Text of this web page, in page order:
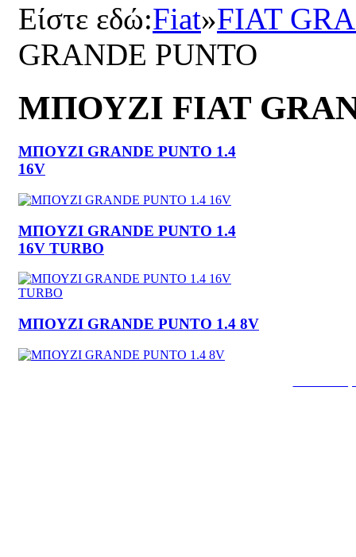
Είστε εδώ:Fiat»FIAT
GRANDE PUNTO
ΜΠΟΥΖΙ FIAT
ΜΠΟΥΖΙ GRANDE PUNTO 1.4
16V
ΜΠΟΥΖΙ GRANDE PUNTO 1.4
16V TURBO
ΜΠΟΥΖΙ GRANDE PUNTO 1.4 8V